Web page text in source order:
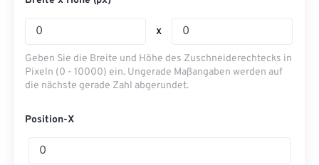
x
Geben Sie die Breite und Höhe des Zuschneiderechtecks ​​in
Pixeln (0 - 10000) ein. Ungerade Maßangaben werden auf
die nächste gerade Zahl abgerundet.
Position-X